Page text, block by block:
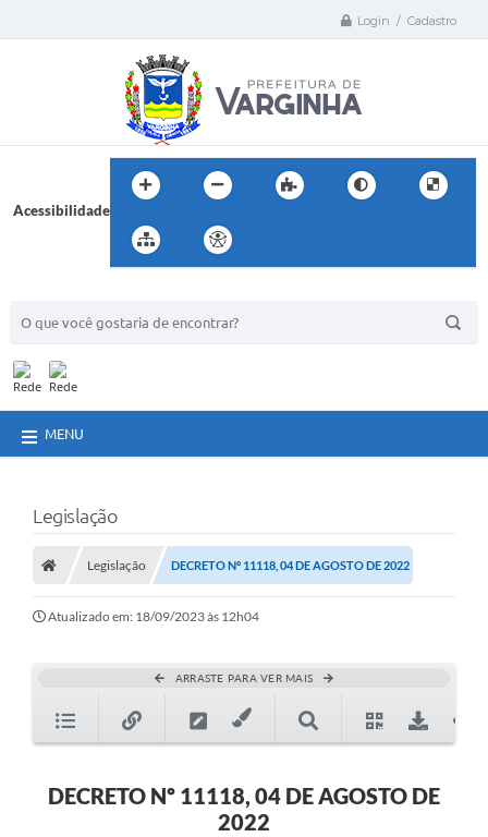
Login / Cadastro
Acessibilidade
MENU
Legislação
Legislação DECRETO Nº 11118, 04 DE AGOSTO DE 2022
Atualizado em: 18/09/2023 às 12h04
ARRASTE PARA VER MAIS
DECRETO Nº 11118, 04 DE AGOSTO DE
2022